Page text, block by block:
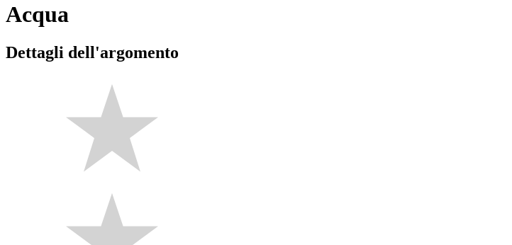
Acqua
Dettagli dell'argomento